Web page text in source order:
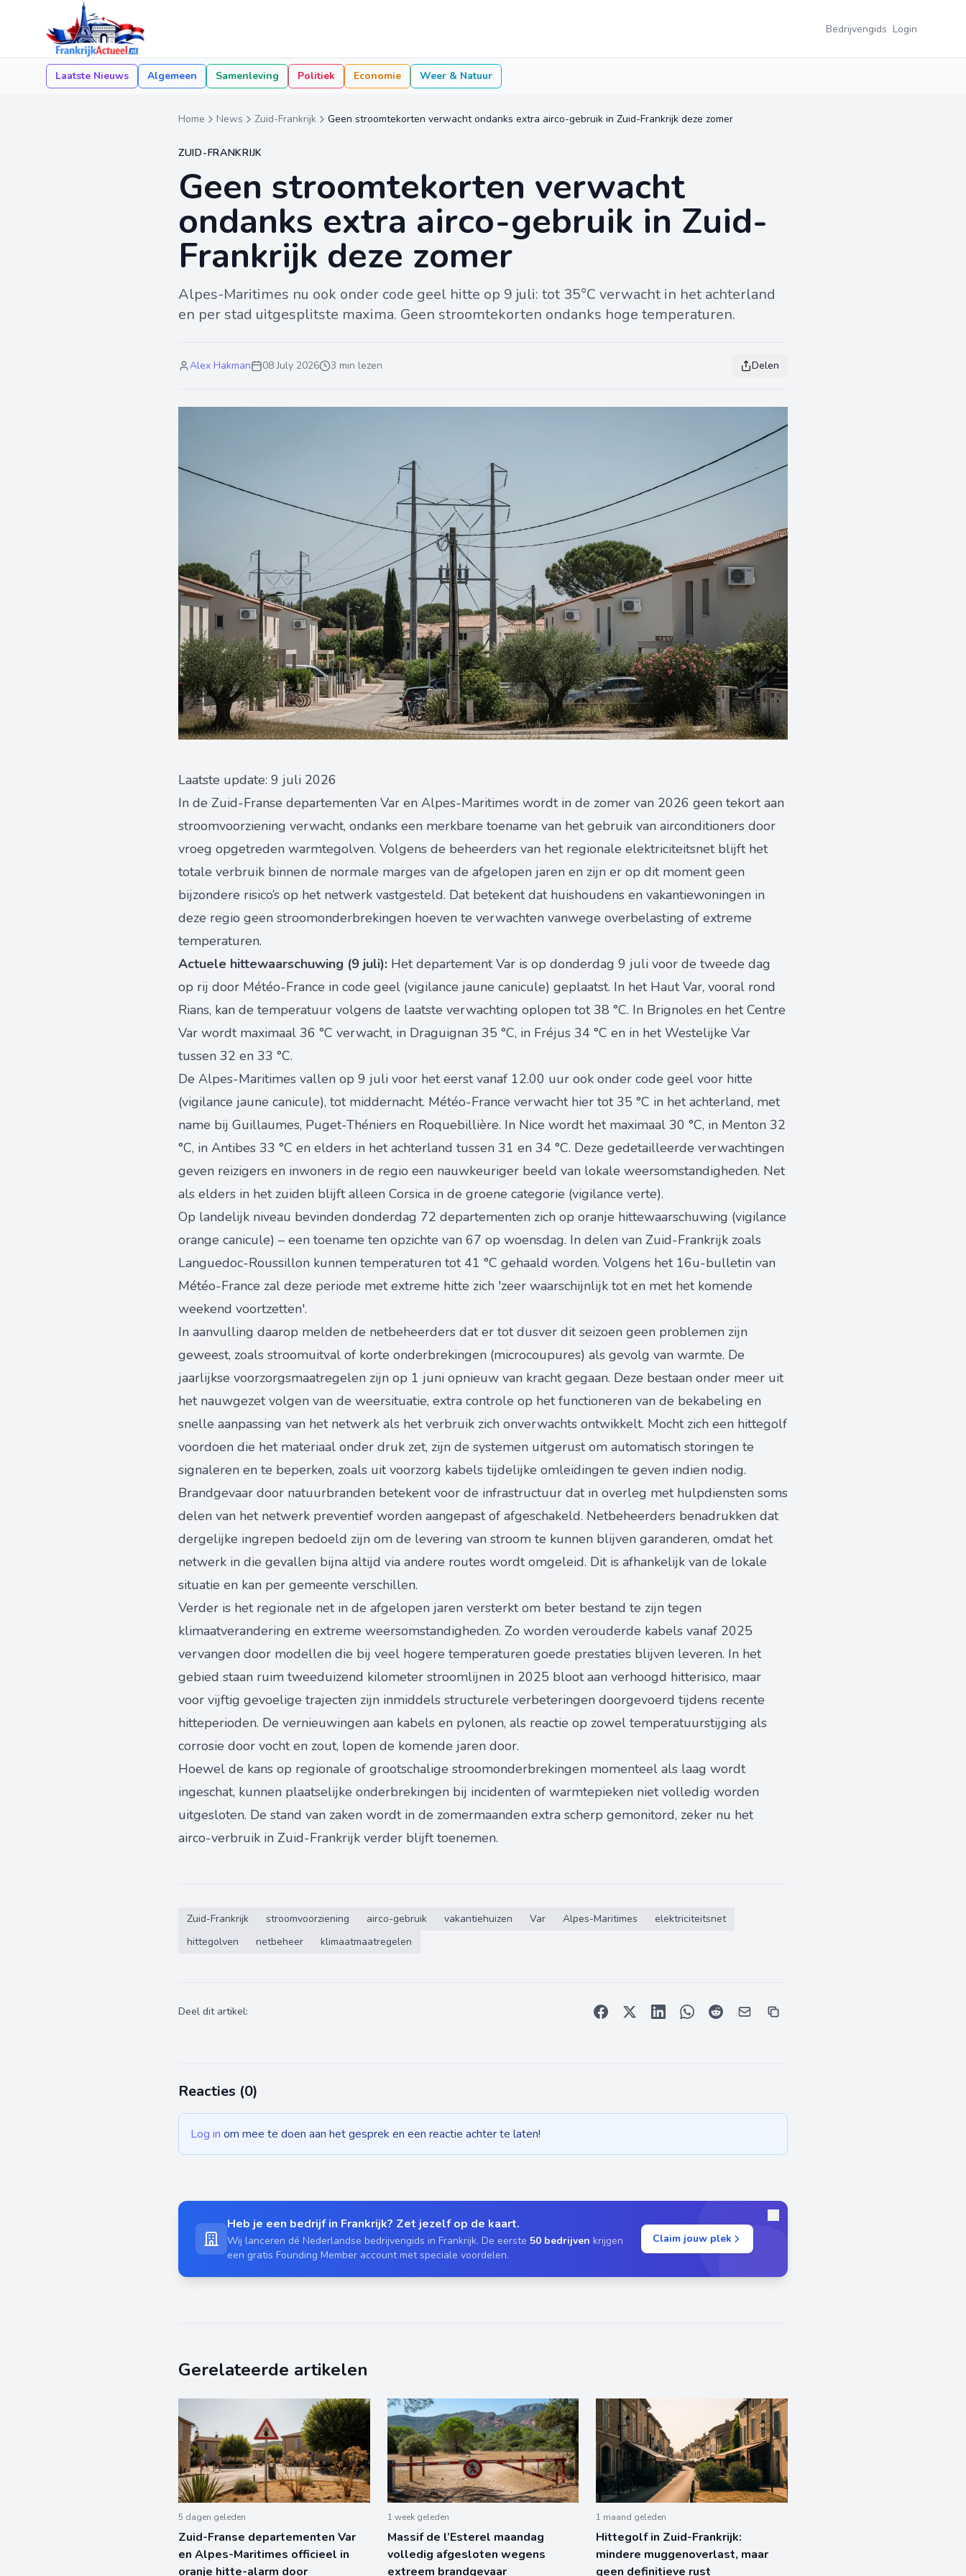
Bedrijvengids Login
Laatste Nieuws Algemeen Samenleving Politiek Economie Weer & Natuur
Home News Zuid-Frankrijk Geen stroomtekorten verwacht ondanks extra airco-gebruik in Zuid-Frankrijk deze zomer
ZUID-FRANKRIJK
Geen stroomtekorten verwacht
ondanks extra airco-gebruik in Zuid-
Frankrijk deze zomer
Alpes-Maritimes nu ook onder code geel hitte op 9 juli: tot 35°C verwacht in het achterland
en per stad uitgesplitste maxima. Geen stroomtekorten ondanks hoge temperaturen.
Alex Hakman 08 July 2026 3 min lezen Delen
Laatste update: 9 juli 2026
In de Zuid-Franse departementen Var en Alpes-Maritimes wordt in de zomer van 2026 geen tekort aan
stroomvoorziening verwacht, ondanks een merkbare toename van het gebruik van airconditioners door
vroeg opgetreden warmtegolven. Volgens de beheerders van het regionale elektriciteitsnet blijft het
totale verbruik binnen de normale marges van de afgelopen jaren en zijn er op dit moment geen
bijzondere risico’s op het netwerk vastgesteld. Dat betekent dat huishoudens en vakantiewoningen in
deze regio geen stroomonderbrekingen hoeven te verwachten vanwege overbelasting of extreme
temperaturen.
Actuele hittewaarschuwing (9 juli): Het departement Var is op donderdag 9 juli voor de tweede dag
op rij door Météo-France in code geel (vigilance jaune canicule) geplaatst. In het Haut Var, vooral rond
Rians, kan de temperatuur volgens de laatste verwachting oplopen tot 38 °C. In Brignoles en het Centre
Var wordt maximaal 36 °C verwacht, in Draguignan 35 °C, in Fréjus 34 °C en in het Westelijke Var
tussen 32 en 33 °C.
De Alpes-Maritimes vallen op 9 juli voor het eerst vanaf 12.00 uur ook onder code geel voor hitte
(vigilance jaune canicule), tot middernacht. Météo-France verwacht hier tot 35 °C in het achterland, met
name bij Guillaumes, Puget-Théniers en Roquebillière. In Nice wordt het maximaal 30 °C, in Menton 32
°C, in Antibes 33 °C en elders in het achterland tussen 31 en 34 °C. Deze gedetailleerde verwachtingen
geven reizigers en inwoners in de regio een nauwkeuriger beeld van lokale weersomstandigheden. Net
als elders in het zuiden blijft alleen Corsica in de groene categorie (vigilance verte).
Op landelijk niveau bevinden donderdag 72 departementen zich op oranje hittewaarschuwing (vigilance
orange canicule) – een toename ten opzichte van 67 op woensdag. In delen van Zuid-Frankrijk zoals
Languedoc-Roussillon kunnen temperaturen tot 41 °C gehaald worden. Volgens het 16u-bulletin van
Météo-France zal deze periode met extreme hitte zich 'zeer waarschijnlijk tot en met het komende
weekend voortzetten'.
In aanvulling daarop melden de netbeheerders dat er tot dusver dit seizoen geen problemen zijn
geweest, zoals stroomuitval of korte onderbrekingen (microcoupures) als gevolg van warmte. De
jaarlijkse voorzorgsmaatregelen zijn op 1 juni opnieuw van kracht gegaan. Deze bestaan onder meer uit
het nauwgezet volgen van de weersituatie, extra controle op het functioneren van de bekabeling en
snelle aanpassing van het netwerk als het verbruik zich onverwachts ontwikkelt. Mocht zich een hittegolf
voordoen die het materiaal onder druk zet, zijn de systemen uitgerust om automatisch storingen te
signaleren en te beperken, zoals uit voorzorg kabels tijdelijke omleidingen te geven indien nodig.
Brandgevaar door natuurbranden betekent voor de infrastructuur dat in overleg met hulpdiensten soms
delen van het netwerk preventief worden aangepast of afgeschakeld. Netbeheerders benadrukken dat
dergelijke ingrepen bedoeld zijn om de levering van stroom te kunnen blijven garanderen, omdat het
netwerk in die gevallen bijna altijd via andere routes wordt omgeleid. Dit is afhankelijk van de lokale
situatie en kan per gemeente verschillen.
Verder is het regionale net in de afgelopen jaren versterkt om beter bestand te zijn tegen
klimaatverandering en extreme weersomstandigheden. Zo worden verouderde kabels vanaf 2025
vervangen door modellen die bij veel hogere temperaturen goede prestaties blijven leveren. In het
gebied staan ruim tweeduizend kilometer stroomlijnen in 2025 bloot aan verhoogd hitterisico, maar
voor vijftig gevoelige trajecten zijn inmiddels structurele verbeteringen doorgevoerd tijdens recente
hitteperioden. De vernieuwingen aan kabels en pylonen, als reactie op zowel temperatuurstijging als
corrosie door vocht en zout, lopen de komende jaren door.
Hoewel de kans op regionale of grootschalige stroomonderbrekingen momenteel als laag wordt
ingeschat, kunnen plaatselijke onderbrekingen bij incidenten of warmtepieken niet volledig worden
uitgesloten. De stand van zaken wordt in de zomermaanden extra scherp gemonitord, zeker nu het
airco-verbruik in Zuid-Frankrijk verder blijft toenemen.
Zuid-Frankrijk stroomvoorziening airco-gebruik vakantiehuizen Var Alpes-Maritimes
elektriciteitsnet
hittegolven
netbeheer klimaatmaatregelen
Deel dit artikel:
Reacties (0)
Log in om mee te doen aan het gesprek en een reactie achter te laten!
Heb je een bedrijf in Frankrijk? Zet jezelf op de kaart.
Wij lanceren dé Nederlandse bedrijvengids in Frankrijk. De eerste 50 bedrijven krijgen
een gratis Founding Member account met speciale voordelen.
Claim jouw plek
Gerelateerde artikelen
5 dagen geleden
Zuid-Franse departementen Var
en Alpes-Maritimes officieel in
oranje hitte-alarm door
1 week geleden
Massif de l’Esterel maandag
volledig afgesloten wegens
extreem brandgevaar
1 maand geleden
Hittegolf in Zuid-Frankrijk:
mindere muggenoverlast, maar
geen definitieve rust